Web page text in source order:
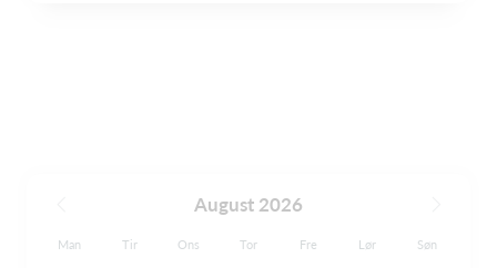
August 2026
Man Tir Ons Tor Fre Lør Søn